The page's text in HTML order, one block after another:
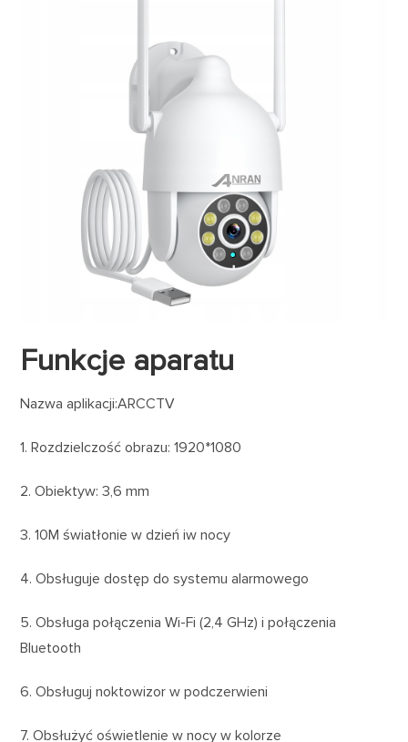
Funkcje aparatu
Nazwa aplikacji:ARCCTV
1. Rozdzielczość obrazu: 1920*1080
2. Obiektyw: 3,6 mm
3. 10M światłonie w dzień iw nocy
4. Obsługuje dostęp do systemu alarmowego
5. Obsługa połączenia Wi-Fi (2,4 GHz) i połączenia
Bluetooth
6. Obsługuj noktowizor w podczerwieni
7. Obsłużyć oświetlenie w nocy w kolorze